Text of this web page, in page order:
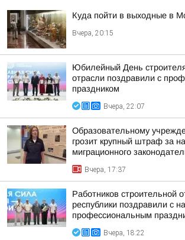
Куда пойти в выходные в
Вчера, 20:15
Юбилейный День
отрасли поздравили с
праздником
Вчера, 22:07
Образовательному
грозит крупный штраф за
миграционного
Вчера, 17:37
Работников строительной
республики поздравили с
профессиональным
Вчера, 18:22